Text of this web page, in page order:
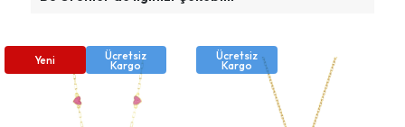
Yeni Ücretsiz
Kargo
Ücretsiz
Kargo